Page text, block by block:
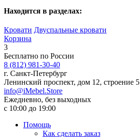
Находится в разделах:
Кровати Двуспальные кровати
Корзина
3
Бесплатно по России
8 (812) 981-30-40
г. Санкт-Петербург
Ленинский проспект, дом 12, строение 5
info@iMebel.Store
Ежедневно, без выходных
с 10:00 до 19:00
Помощь
Как сделать заказ